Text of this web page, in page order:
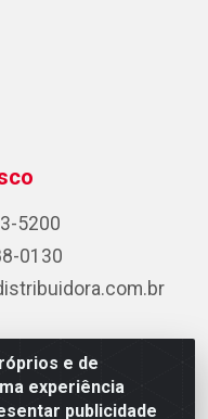
e de
experiência
publicidade
5200
0130
de Campos, 42 -
- CEP 20.920-410 -